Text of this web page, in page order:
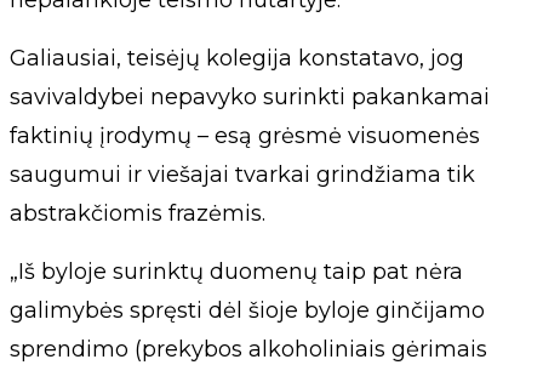
Galiausiai, teisėjų kolegija konstatavo, jog
savivaldybei nepavyko surinkti pakankamai
faktinių įrodymų – esą grėsmė visuomenės
saugumui ir viešajai tvarkai grindžiama tik
abstrakčiomis frazėmis.
„Iš byloje surinktų duomenų taip pat nėra
galimybės spręsti dėl šioje byloje ginčijamo
sprendimo (prekybos alkoholiniais gėrimais